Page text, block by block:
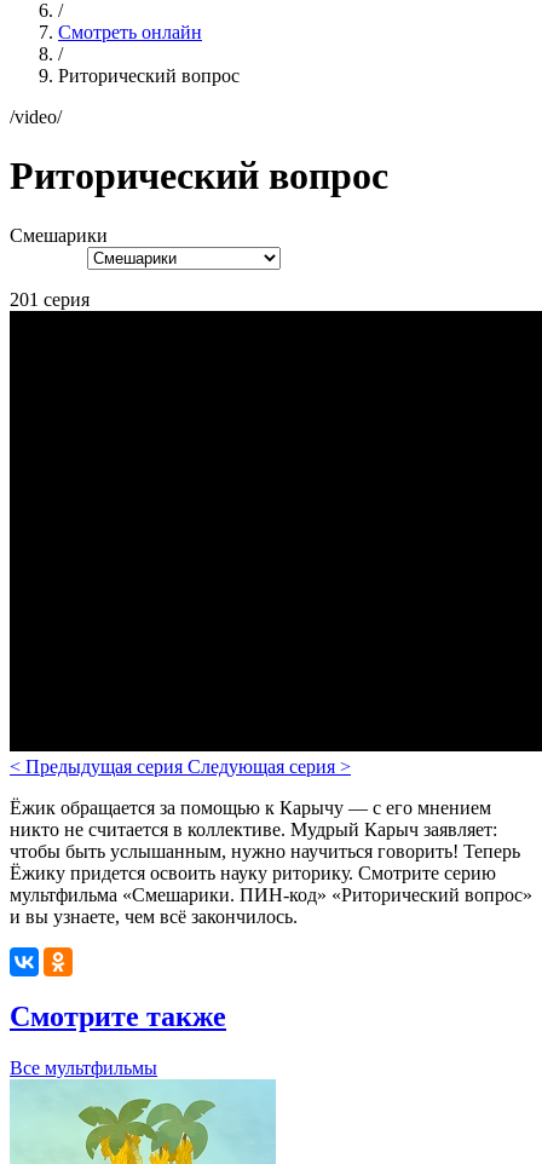
/
Смотреть онлайн
/
Риторический вопрос
/video/
Риторический вопрос
Смешарики
201 серия
< Предыдущая серия Следующая серия >
Ёжик обращается за помощью к Карычу — с его мнением
никто не считается в коллективе. Мудрый Карыч заявляет:
чтобы быть услышанным, нужно научиться говорить! Теперь
Ёжику придется освоить науку риторику. Смотрите серию
мультфильма «Смешарики. ПИН-код» «Риторический вопрос»
и вы узнаете, чем всё закончилось.
Смотрите также
Все мультфильмы